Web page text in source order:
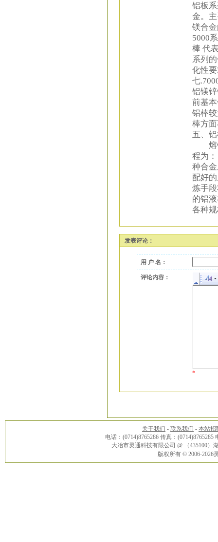
铝板
金。
镁合
5000
棒 代
系列
化性
七
铝镁
前基
铝棒
棒方
五、
熔铸
程为
种合
配好
炼手
的铝
各种
发表评论：
用 户 名：
评论内容：
*
关于我们 - 联系我们 - 本站招
电话：(0714)8765286 传真：(0714)8765285
大冶市灵通科技有限公司 @ （435100
版权所有 © 2006-2026